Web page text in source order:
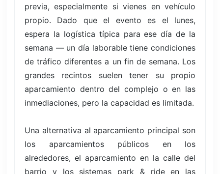
previa, especialmente si vienes en vehículo
propio. Dado que el evento es el lunes,
espera la logística típica para ese día de la
semana — un día laborable tiene condiciones
de tráfico diferentes a un fin de semana. Los
grandes recintos suelen tener su propio
aparcamiento dentro del complejo o en las
inmediaciones, pero la capacidad es limitada.
Una alternativa al aparcamiento principal son
los aparcamientos públicos en los
alrededores, el aparcamiento en la calle del
barrio y los sistemas park & ride en las